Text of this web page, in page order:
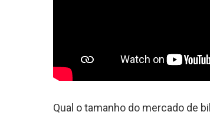
Qual o tamanho do mercado de